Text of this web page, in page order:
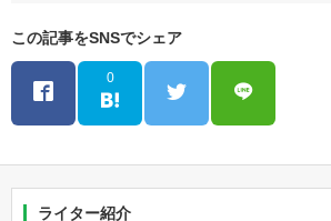
この記事をSNSでシェア
0
ライター紹介